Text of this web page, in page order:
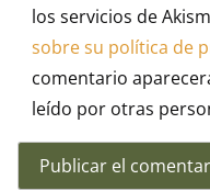
los servicios de
sobre su política de
comentario
leído por otras